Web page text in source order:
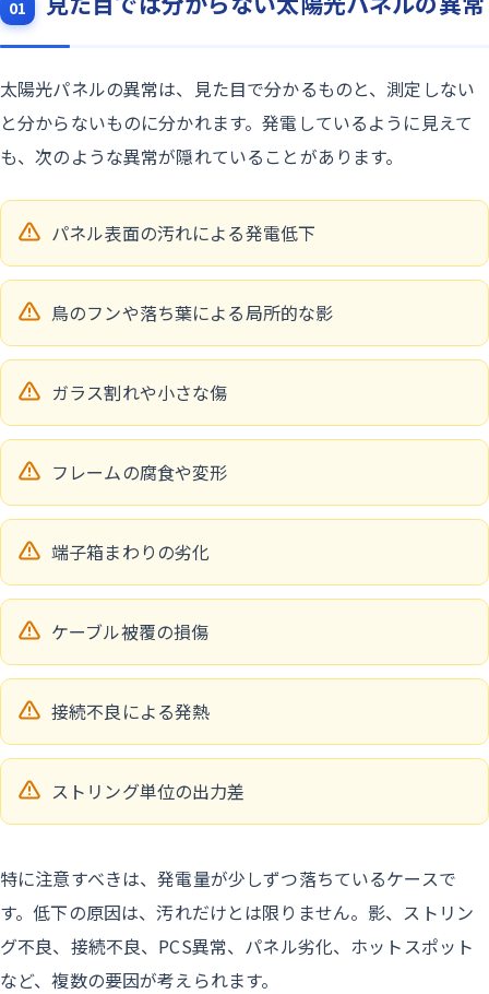
01
太陽光パネルの異常は、見た目で分かるものと、測定しない
と分からないものに分かれます。発電しているように見えて
も、次のような異常が隠れていることがあります。
パネル表面の汚れによる発電低下
鳥のフンや落ち葉による局所的な影
ガラス割れや小さな傷
フレームの腐食や変形
端子箱まわりの劣化
ケーブル被覆の損傷
接続不良による発熱
ストリング単位の出力差
特に注意すべきは、発電量が少しずつ落ちているケースで
す。低下の原因は、汚れだけとは限りません。影、ストリン
グ不良、接続不良、PCS異常、パネル劣化、ホットスポット
など、複数の要因が考えられます。